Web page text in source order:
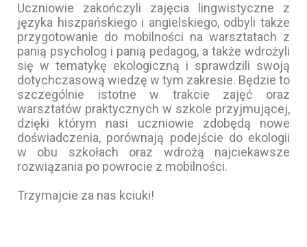
Uczniowie zakończyli zajęcia lingwistyczne z
języka hiszpańskiego i angielskiego, odbyli także
przygotowanie do mobilności na warsztatach z
panią psycholog i panią pedagog, a także wdrożyli
się w tematykę ekologiczną i sprawdzili swoją
dotychczasową wiedzę w tym zakresie. Będzie to
szczególnie istotne w trakcie zajęć oraz
warsztatów praktycznych w szkole przyjmującej,
dzięki którym nasi uczniowie zdobędą nowe
doświadczenia, porównają podejście do ekologii
w obu szkołach oraz wdrożą najciekawsze
rozwiązania po powrocie z mobilności.
Trzymajcie za nas kciuki!